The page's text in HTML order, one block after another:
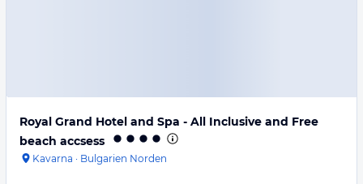
Royal Grand Hotel and Spa - All Inclusive and Free
beach accsess
Kavarna · Bulgarien Norden